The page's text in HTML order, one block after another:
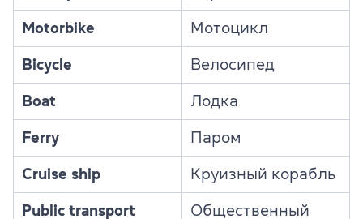
Motorbike Мотоцикл
Bicycle Велосипед
Boat Лодка
Ferry Паром
Cruise ship Круизный корабль
Public transport
Общественный